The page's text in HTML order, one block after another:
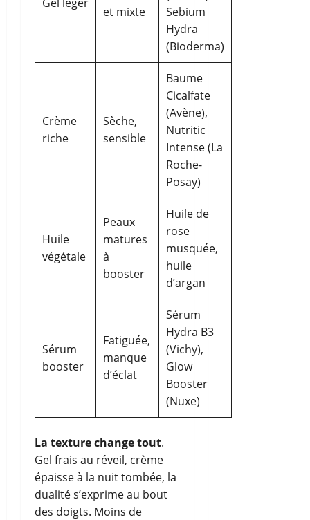
et mixte
Sebium
Hydra
(Bioderma)
Crème
riche
Sèche,
sensible
Baume
Cicalfate
(Avène),
Nutritic
Intense (La
Roche-
Posay)
Huile
végétale
Peaux
matures
à
booster
Huile de
rose
musquée,
huile
d’argan
Sérum
booster
Fatiguée,
manque
d’éclat
Sérum
Hydra B3
(Vichy),
Glow
Booster
(Nuxe)
La texture change tout.
Gel frais au réveil, crème
épaisse à la nuit tombée, la
dualité s’exprime au bout
des doigts. Moins de